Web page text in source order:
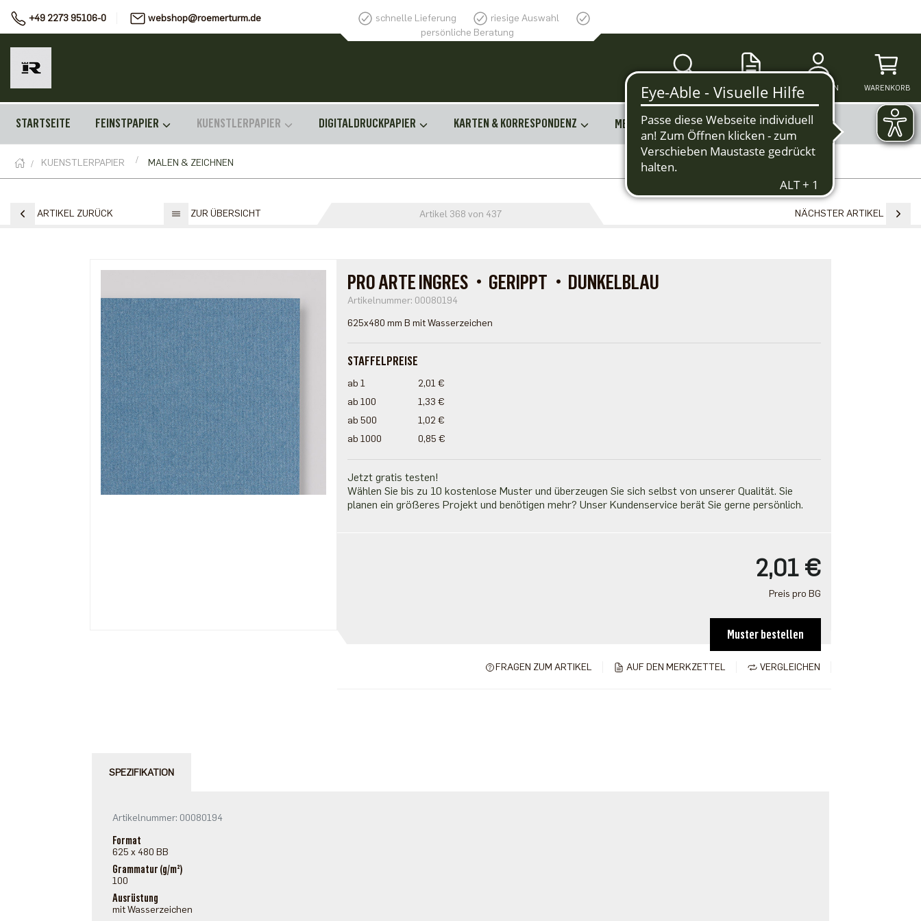
+49 2273 95106-0 webshop@roemerturm.de schnelle Lieferung
riesige Auswahl
persönliche Beratung
SUCHE MERKZETTEL ANMELDEN WARENKORB
STARTSEITE FEINSTPAPIER KUENSTLERPAPIER DIGITALDRUCKPAPIER KARTEN & KORRESPONDENZ MEHR
KUENSTLERPAPIER MALEN & ZEICHNEN
ARTIKEL ZURÜCK ZUR ÜBERSICHT Artikel 368 von 437 NÄCHSTER ARTIKEL
PRO ARTE INGRES・GERIPPT・DUNKELBLAU
Artikelnummer: 00080194
625x480 mm B mit Wasserzeichen
STAFFELPREISE
ab 1
2,01 €
ab 100
1,33 €
ab 500
1,02 €
ab 1000
0,85 €
Jetzt gratis testen!
Wählen Sie bis zu 10 kostenlose Muster und überzeugen Sie sich selbst von unserer Qualität. Sie
planen ein größeres Projekt und benötigen mehr? Unser Kundenservice berät Sie gerne persönlich.
2,01 €
Preis pro BG
Muster bestellen
VERGLEICHEN
AUF DEN MERKZETTEL
FRAGEN ZUM ARTIKEL
SPEZIFIKATION
Artikelnummer: 00080194
Format
625 x 480 BB
Grammatur (g/m²)
100
Ausrüstung
mit Wasserzeichen